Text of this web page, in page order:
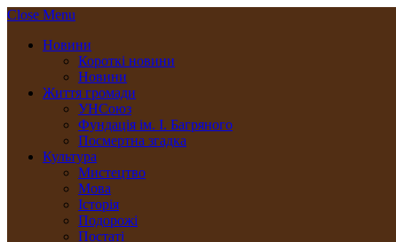
Close Menu
Новини
Короткі новини
Новини
Життя громади
УНСоюз
Фундація ім. І. Багряного
Посмертна згадка
Культура
Мистецтво
Мова
Історія
Подорожі
Постаті